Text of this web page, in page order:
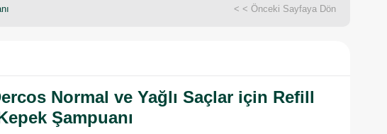
< < Önceki Sayfaya Dön
Normal ve Yağlı Saçlar için Refill
Şampuanı